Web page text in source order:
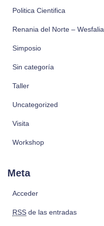
Politica Cientifica
Renania del Norte – Wesfalia
Simposio
Sin categoría
Taller
Uncategorized
Visita
Workshop
Meta
Acceder
RSS de las entradas